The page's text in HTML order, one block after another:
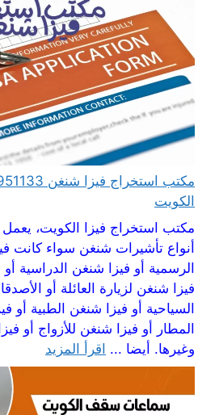
الكويت
مكتب استخراج فيزا الكويت،
أنواع تأشيرات شنغن سواء كانت
الرسمية أو فيزا شنغن الدراسية
فيزا شنغن لزيارة العائلة أو
السياحية أو فيزا شنغن الطبية أو
المطار أو فيزا شنغن للأزواج أو
وغيرها. أيضا ... اقرأ المزيد